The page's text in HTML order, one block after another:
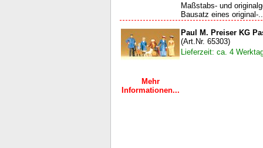
Maßstabs- und
Bausatz eines original-
Mehr
Informationen...
Paul M. Preiser KG
(Art.Nr. 65303)
Lieferzeit: ca. 4